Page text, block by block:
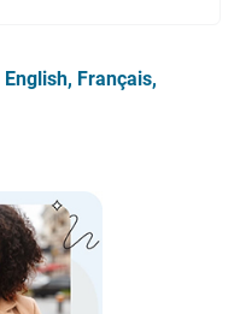
English Français